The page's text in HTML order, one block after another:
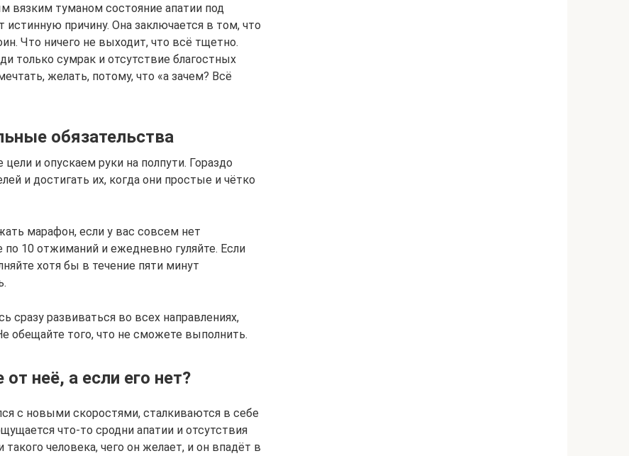
вязким туманом состояние апатии под
истинную причину. Она заключается в том, что
Что ничего не выходит, что всё тщетно.
только сумрак и отсутствие благостных
желать, потому, что «а зачем? Всё
обязательства
и опускаем руки на полпути. Гораздо
и достигать их, когда они простые и чётко
марафон, если у вас совсем нет
по 10 отжиманий и ежедневно гуляйте. Если
хотя бы в течение пяти минут
сразу развиваться во всех направлениях,
обещайте того, что не сможете выполнить.
неё, а если его нет?
с новыми скоростями, сталкиваются в себе
что-то сродни апатии и отсутствия
человека, чего он желает, и он впадёт в